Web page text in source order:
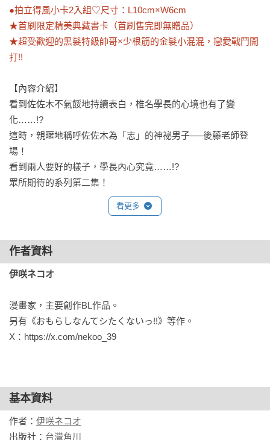
●拍立得風小卡2入組♡尺寸：L10cm×W6cm
★首刷限定精美典藏書卡（首刷售完即無贈品）
★超受歡迎的黑髮特級帥哥×少根筋的金髮小混混，戀愛戰鬥開
打!!
【內容介紹】
看到佐佐木不氣餒地持續表白，椎名學長的心境也有了變
化……!?
這時，親暱地稱呼佐佐木為「志」的神祕男子──後藤老師登
場！
看到兩人要好的樣子，學長內心究竟……!?
眾所期待的系列第二集！
看更多
作者資料
伊咲ネコオ
漫畫家，主要創作BL作品。
另有《おもらしなんてシたくないっ!!》等作。
X：https://x.com/nekoo_39
基本資料
作者： 伊咲ネコオ
出版社： 台灣角川